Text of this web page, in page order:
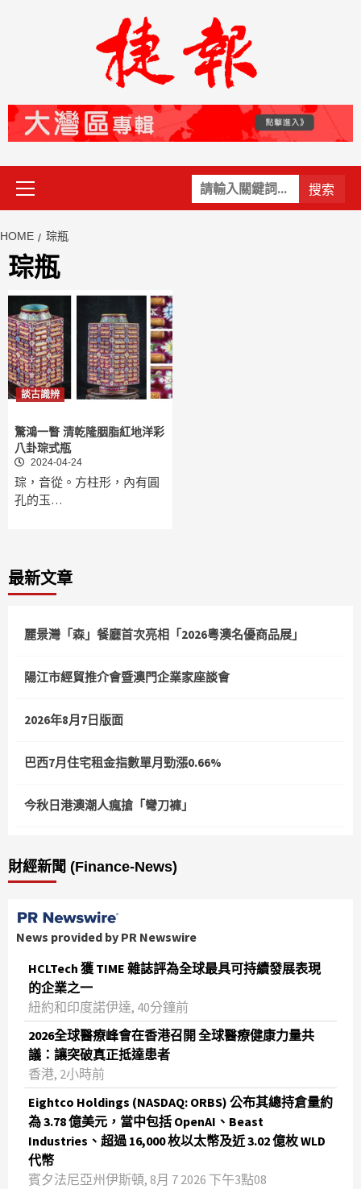
關
鍵
Primary
Menu
HOME 琮瓶
琮瓶
談古識辨
驚鴻一瞥 清乾隆胭脂紅地洋彩
八卦琮式瓶
2024-04-24
琮，音從。方柱形，內有圓
孔的玉…
最新文章
麗景灣「森」餐廳首次亮相「2026粵澳名優商品展」
陽江市經貿推介會暨澳門企業家座談會
2026年8月7日版面
巴西7月住宅租金指數單月勁漲0.66%
今秋日港澳潮人瘋搶「彎刀褲」
財經新聞 (Finance-News)
News provided by PR Newswire
HCLTech 獲 TIME 雜誌評為全球最具可持續發展表現
的企業之一
紐約和印度諾伊達, 40分鐘前
2026全球醫療峰會在香港召開 全球醫療健康力量共
議：讓突破真正抵達患者
香港, 2小時前
Eightco Holdings (NASDAQ: ORBS) 公布其總持倉量約
為 3.78 億美元，當中包括 OpenAI、Beast
Industries、超過 16,000 枚以太幣及近 3.02 億枚 WLD
代幣
賓夕法尼亞州伊斯頓, 8月 7 2026 下午3點08